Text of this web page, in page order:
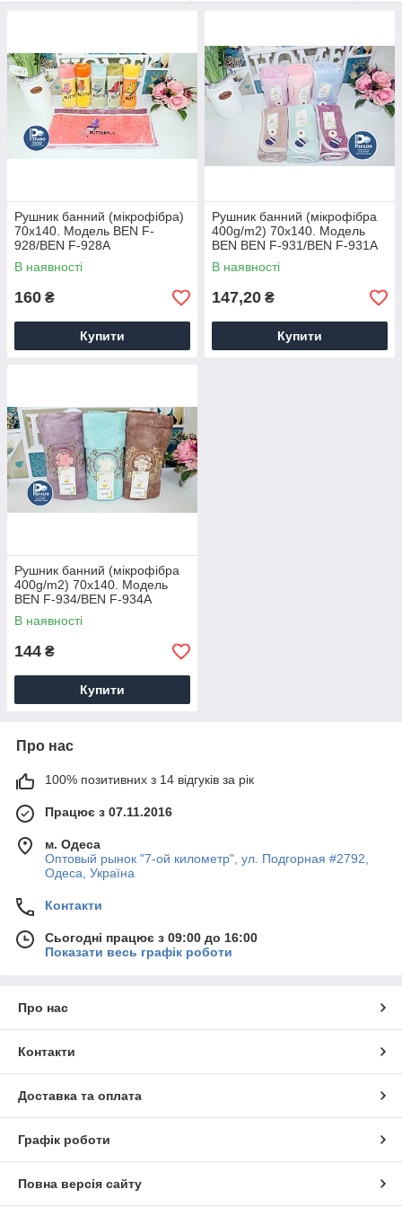
Замовити рушники
Банний рушник — найкраще придбання для будинку і
відмінний подарунок близьким! Дана група товарів
популярна в будь-який сезон і завжди користується
підвищеним попитом. Рушники від ТМ Benpiggy стануть
текстилю.
Переваги рушників для ванної
Ми реалізуємо рушники для ванної за
вартість і отримувати відмінну
прибуток.
Всі товари від бренду Benpiggy
відрізняються високою якістю. Вони
матеріалів. Використовувана махра
дуже м'яка, приємна на дотик.
Банні рушники зберігають початковий
якості навіть після тривалої
експлуатації. Клієнти оцінять дану
вишивкою, аплікацією, які
підкреслюють стиль і красу товарів
Рушник банний (мікрофібра)
70х140. Модель BEN F-
928/BEN F-928A
В наявності
160 ₴
Купити
Рушник банний (мікрофібра
400g/m2) 70х140. Модель
BEN BEN F-931/BEN F-931A
В наявності
147,20 ₴
Купити
Рушник банний (мікрофібра
400g/m2) 70х140. Модель
BEN F-934/BEN F-934A
В наявності
144 ₴
Купити
Про нас
100% позитивних з 14 відгуків за рік
Працює з 07.11.2016
м. Одеса
Оптовый рынок "7-ой километр", ул. Подгорная #2792,
Одеса, Україна
Контакти
Сьогодні працює з 09:00 до 16:00
Показати весь графік роботи
Про нас
Контакти
Доставка та оплата
Графік роботи
Повна версія сайту